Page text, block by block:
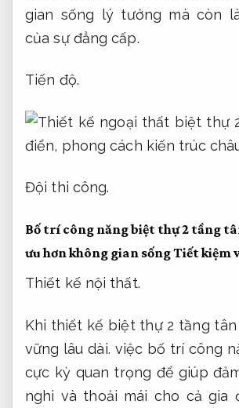
gian sống lý tưởng mà còn
của sự đẳng cấp.
Tiến độ.
Đội thi công.
Bố trí công năng biệt thự 2 tầng
ưu hơn không gian sốngTiết kiệm
Thiết kế nội thất.
Khi thiết kế biệt thự 2 tầng tân
vững lâu dài. việc bố trí công
cực kỳ quan trọng để giúp
nghi và thoải mái cho cả gia